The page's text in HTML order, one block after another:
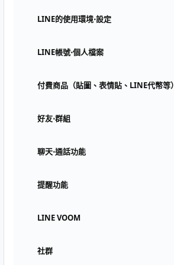
LINE的使用環境⋅設定
LINE帳號⋅個人檔案
付費商品（貼圖、表情貼、LINE代幣等）
好友⋅群組
聊天⋅通話功能
提醒功能
LINE VOOM
社群